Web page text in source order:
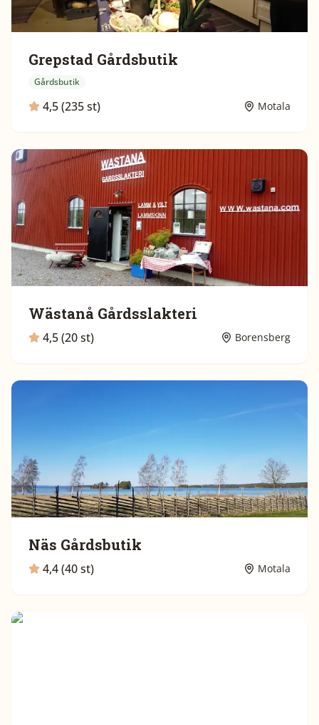
Grepstad Gårdsbutik
Gårdsbutik
4,5 (235 st) Motala
Wästanå Gårdsslakteri
4,5 (20 st) Borensberg
Näs Gårdsbutik
4,4 (40 st) Motala